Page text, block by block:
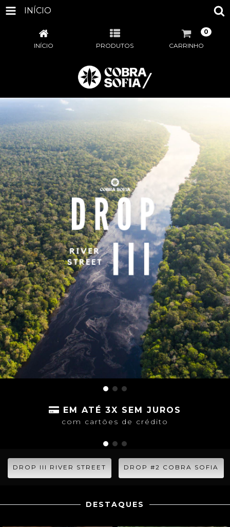
INÍCIO
INÍCIO PRODUTOS CARRINHO
0
EM ATÉ 3X SEM JUROS
com cartões de crédito
DROP III RIVER STREET DROP #2 COBRA SOFIA
DESTAQUES